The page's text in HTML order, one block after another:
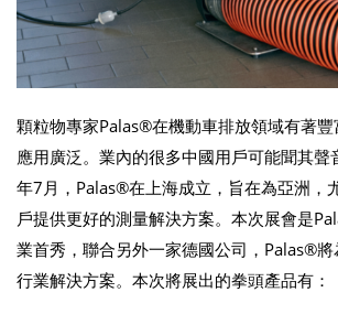
顆粒物專家Palas®在機動車排放領域有著
應用廣泛。業內的很多中國用戶可能聞其
年7月，Palas®在上海成立，旨在為亞洲，
戶提供更好的測量解決方案。本次展會是
業首秀，聯合另外一家德國公司，Palas®
行業解決方案。本次將展出的拳頭產品有：